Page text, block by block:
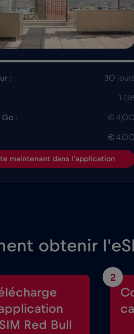
: 30 jours
1 GB
Go : € 4,00
€ 4.00
maintenant dans l'application
obtenir
Red Bull
2